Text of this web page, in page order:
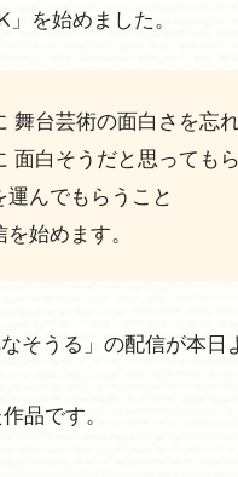
を始めました。
舞台芸術の面白さを忘
面白そうだと思っても
んでもらうこと
始めます。
そうる」の配信が本日
品です。